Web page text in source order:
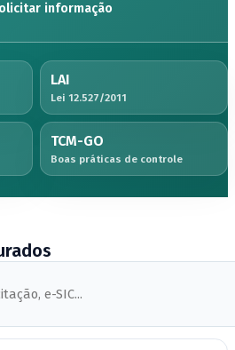
informação
LAI
Lei 12.527/2011
TCM-GO
Boas práticas de controle